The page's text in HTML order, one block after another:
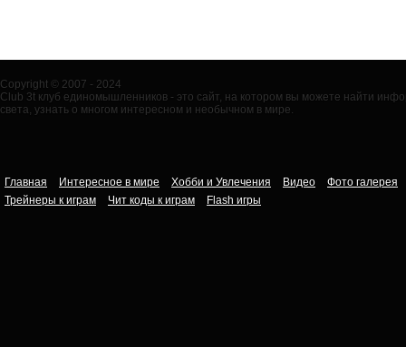
Copyright © 2007 - 2024
Club 3t клуб единомышленников - это сайт, на котором вы можете найти
света, узнать о многом интересном и необычном в мире.
Главная Интересное в мире Хобби и Увлечения Видео
Фото галерея
Трейнеры к играм
Чит коды к играм Flash игры